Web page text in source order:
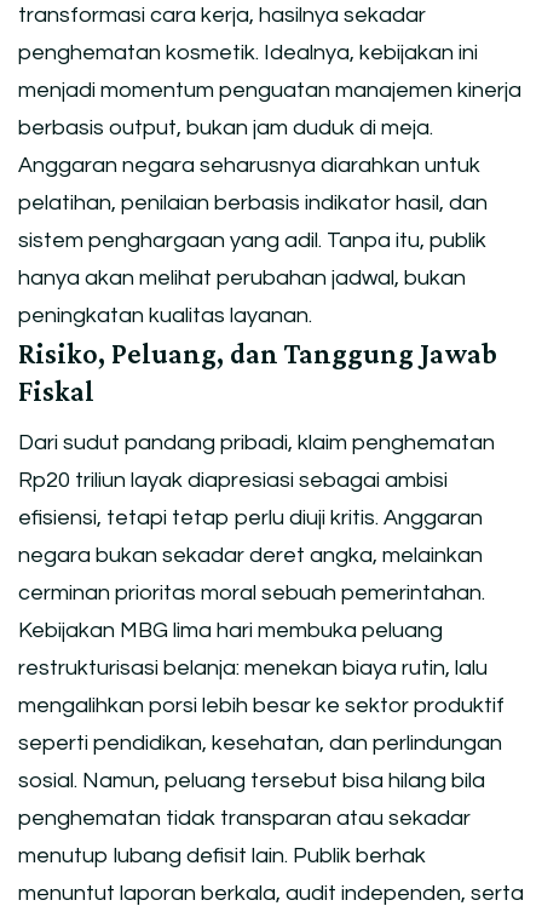
transformasi cara kerja, hasilnya sekadar
penghematan kosmetik. Idealnya, kebijakan ini
menjadi momentum penguatan manajemen kinerja
berbasis output, bukan jam duduk di meja.
Anggaran negara seharusnya diarahkan untuk
pelatihan, penilaian berbasis indikator hasil, dan
sistem penghargaan yang adil. Tanpa itu, publik
hanya akan melihat perubahan jadwal, bukan
peningkatan kualitas layanan.
Risiko, Peluang, dan Tanggung Jawab
Fiskal
Dari sudut pandang pribadi, klaim penghematan
Rp20 triliun layak diapresiasi sebagai ambisi
efisiensi, tetapi tetap perlu diuji kritis. Anggaran
negara bukan sekadar deret angka, melainkan
cerminan prioritas moral sebuah pemerintahan.
Kebijakan MBG lima hari membuka peluang
restrukturisasi belanja: menekan biaya rutin, lalu
mengalihkan porsi lebih besar ke sektor produktif
seperti pendidikan, kesehatan, dan perlindungan
sosial. Namun, peluang tersebut bisa hilang bila
penghematan tidak transparan atau sekadar
menutup lubang defisit lain. Publik berhak
menuntut laporan berkala, audit independen, serta